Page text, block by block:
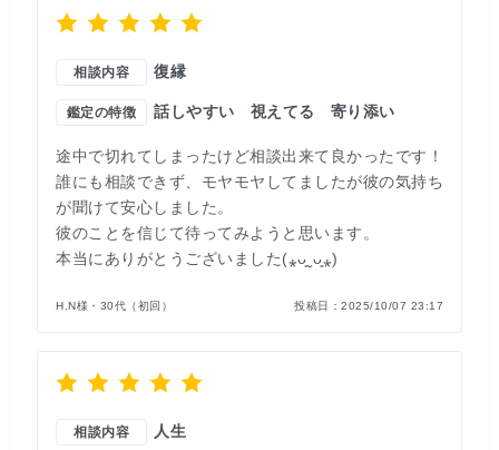
相談内容 復縁
鑑定の特徴 話しやすい 視えてる 寄り添い
途中で切れてしまったけど相談出来て良かったです！
誰にも相談できず、モヤモヤしてましたが彼の気持ち
が聞けて安心しました。
彼のことを信じて待ってみようと思います。
本当にありがとうございました(⁎ᴗ͈ˬᴗ͈⁎)
H.N様・30代（初回） 投稿日： 2025/10/07 23:17
相談内容 人生